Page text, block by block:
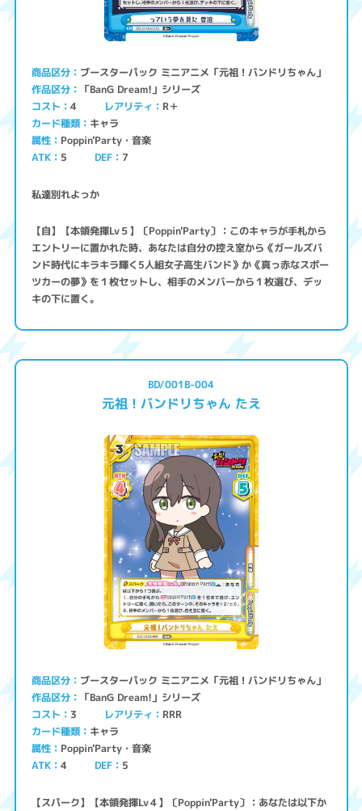
商品区分 ブースターパック ミニアニメ「元祖！バンドリちゃん」
作品区分 「BanG Dream!」シリーズ
コスト 4 レアリティ R＋
カード種類 キャラ
属性 Poppin'Party・音楽
ATK 5 DEF 7
私達別れよっか
【自】【本領発揮Lv５】〔Poppin'Party〕：このキャラが手札から
エントリーに置かれた時、あなたは自分の控え室から《ガールズバ
ンド時代にキラキラ輝く5人組女子高生バンド》か《真っ赤なスポー
ツカーの夢》を１枚セットし、相手のメンバーから１枚選び、デッ
キの下に置く。
BD/001B-004
元祖！バンドリちゃん たえ
商品区分 ブースターパック ミニアニメ「元祖！バンドリちゃん」
作品区分 「BanG Dream!」シリーズ
コスト 3 レアリティ RRR
カード種類 キャラ
属性 Poppin'Party・音楽
ATK 4 DEF 5
【スパーク】【本領発揮Lv４】〔Poppin'Party〕：あなたは以下か